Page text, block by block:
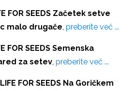
FOR SEEDS Začetek setve
malo drugače, preberite več ...
FOR SEEDS Semenska
za setev, preberite več ...
LIFE FOR SEEDS Na Goričkem